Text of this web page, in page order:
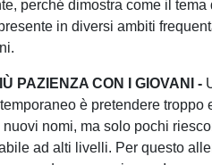
perché dimostra come il
in diversi ambiti
PAZIENZA CON I GIOVANI -
è pretendere troppo
nomi, ma solo pochi
ad alti livelli. Per questo